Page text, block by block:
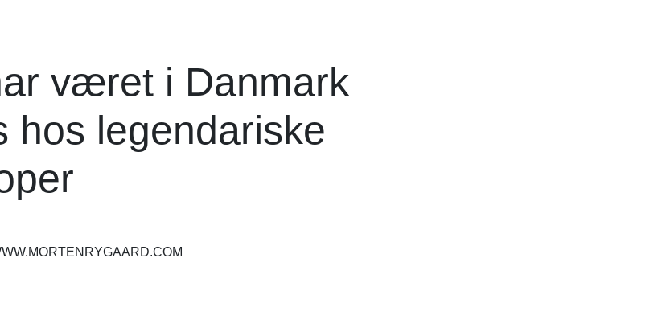
været i Danmark
hos legendariske